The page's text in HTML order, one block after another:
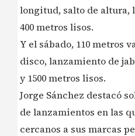
longitud, salto de altura,
400 metros lisos.
Y el sábado, 110 metros
disco, lanzamiento de
y 1500 metros lisos.
Jorge Sánchez destacó
de lanzamientos en las
cercanos a sus marcas